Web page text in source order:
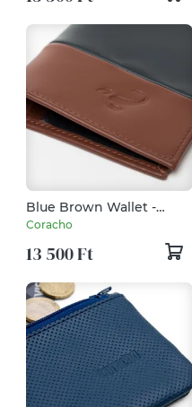
Blue Brown Wallet -
Marhabőr tárca
Coracho
13 500 Ft